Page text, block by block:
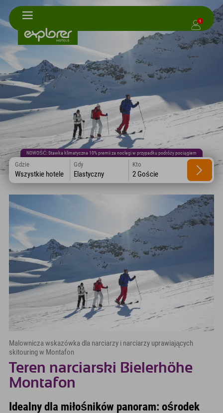
1
NOWOŚĆ: Stawka klimatyczna 10% premii za noclegi w przypadku podróży pociągiem
Gdzie
Wszystkie hotele
Gdy
Elastyczny
Kto
2 Goście
Malownicza wskazówka dla narciarzy i narciarzy uprawiających
skitouring w Montafon
Teren narciarski Bielerhöhe
Montafon
Idealny dla miłośników panoram: ośrodek